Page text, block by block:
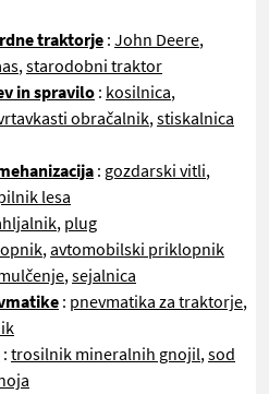
traktorje : John Deere,
,starodobni traktor
in spravilo : kosilnica,
obračalnik,stiskalnica
: gozdarski vitli,
lesa
, plug
,avtomobilski priklopnik
,sejalnica
: pnevmatika za traktorje,
: trosilnik mineralnih gnojil,sod